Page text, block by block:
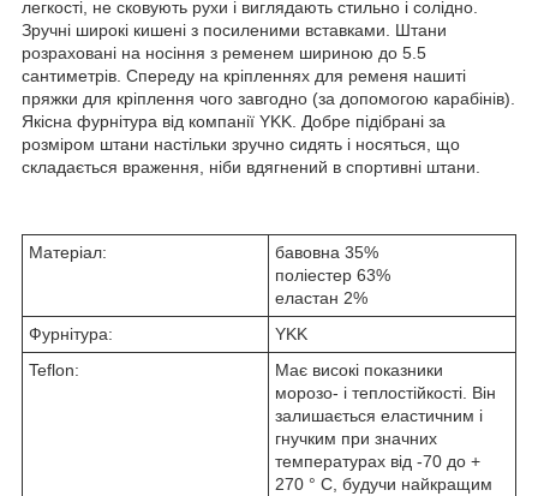
легкості, не сковують рухи і виглядають стильно і солідно.
Зручні широкі кишені з посиленими вставками. Штани
розраховані на носіння з ременем шириною до 5.5
сантиметрів. Спереду на кріпленнях для ременя нашиті
пряжки для кріплення чого завгодно (за допомогою карабінів).
Якісна фурнітура від компанії YKK. Добре підібрані за
розміром штани настільки зручно сидять і носяться, що
складається враження, ніби вдягнений в спортивні штани.
Матеріал:
бавовна 35%
поліестер 63%
еластан 2%
Фурнітура:
YKK
Teflon:
Має високі показники
морозо- і теплостійкості. Він
залишається еластичним і
гнучким при значних
температурах від -70 до +
270 ° C, будучи найкращим